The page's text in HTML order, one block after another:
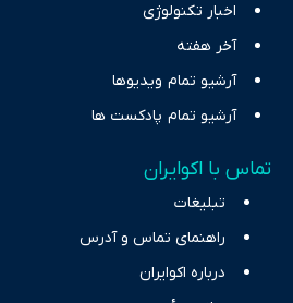
اخبار تکنولوژی
آخر هفته
آرشیو تمام ویدیوها
آرشیو تمام پادکست ها
تماس با اکوایران
تبلیغات
راهنمای تماس و آدرس
درباره اکوایران